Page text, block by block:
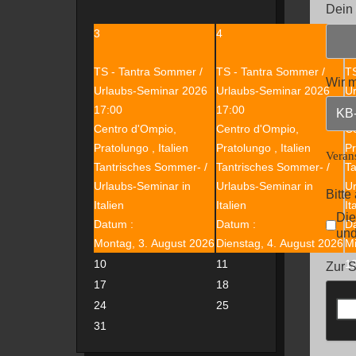
3
TS - Tantra Sommer /
Urlaubs-Seminar 2026
17:00
Centro d'Ompio,
Pratolungo , Italien
Tantrisches Sommer- /
Urlaubs-Seminar in
Italien
Datum :
Montag, 3. August 2026
4
TS - Tantra Sommer /
Urlaubs-Seminar 2026
17:00
Centro d'Ompio,
Pratolungo , Italien
Tantrisches Sommer- /
Urlaubs-Seminar in
Italien
Datum :
Dienstag, 4. August 2026
10
11 12
17
18
24
25
31
Dein
Wir
Bitte
Zur